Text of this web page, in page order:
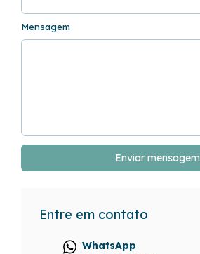
Mensagem
Enviar mensagem
Entre em contato
WhatsApp